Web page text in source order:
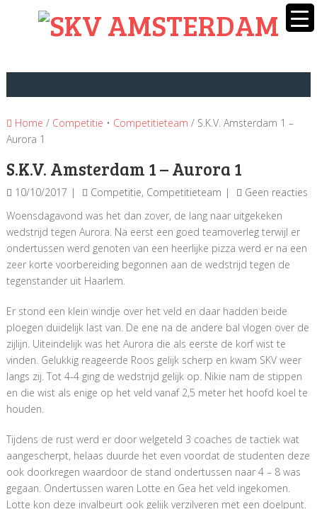
Home / Competitie • Competitieteam / S.K.V. Amsterdam 1 –
Aurora 1
S.K.V. Amsterdam 1 – Aurora 1
10/10/2017 Competitie, Competitieteam
Geen reacties
Woensdagavond was het dan zover, de lang naar uitgekeken
wedstrijd tegen Aurora. Na eerst een goed teamoverleg terwijl er
ondertussen werd genoten van een heerlijke pizza werd er na een
zeer korte voorbereiding begonnen aan de wedstrijd tegen de
tegenstander uit Haarlem.
Er stond een klein windje over het veld en daar hadden beide
ploegen duidelijk last van. De ene na de andere bal vlogen over de
zijlijn. Uiteindelijk was het Aurora die als eerste de korf wist te
vinden. Gelukkig reageerde Roos gelijk scherp en kwam SKV weer
langs zij. Tot 4-4 ging de wedstrijd gelijk op. Nikie nam de stippen
en die wist als enige op het veld vanaf 2,5 meter het hoofd koel te
houden.
Tijdens de rust werd er door welgeteld 3 coaches de tactiek wat
aangescherpt, helaas duurde het even voordat de studenten deze
ook doorkregen waardoor de stand ondertussen naar 4 – 8 was
gegaan. Ondertussen waren Lotte en Gea het veld ingekomen.
Lotte kon deze invalbeurt ook gelijk verzilveren met een doelpunt.